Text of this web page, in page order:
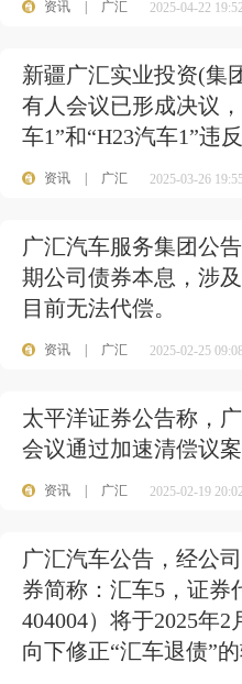
资讯 广汇 2025-04-22
新疆广汇实业投资(集
有人会议已形成决议
车1”和“H23汽车1”违
资讯 广汇 2025-03-26
广汇汽车服务集团公
期公司债券本息，涉
目前无法代偿。
资讯 广汇 2025-02-25
太平洋证券公告称，
会议通过加速清偿议案
资讯 广汇 2025-02-19
广汇汽车公告，经公
券简称：汇车5，证券
404004）将于2025年
向下修正“汇车退债”